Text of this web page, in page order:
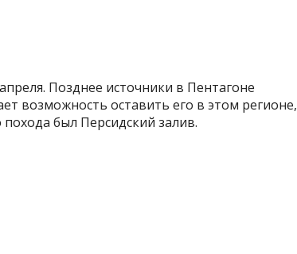
Позднее источники в Пентагоне
возможность оставить его в этом регионе,
был Персидский залив.